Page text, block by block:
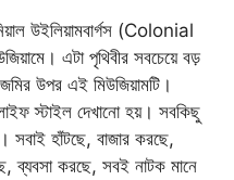
উইলিয়ামবার্গস (Colonial
এটা পৃথিবীর সবচেয়ে বড়
উপর এই মিউজিয়ামটি।
স্টাইল দেখানো হয়। সবকিছু
হাঁটছে, বাজার করছে,
ব্যবসা করছে, সবই নাটক মানে